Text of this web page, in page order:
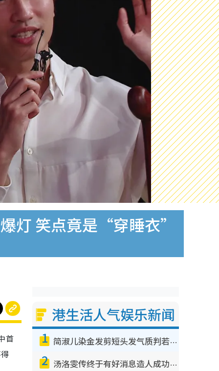
灯 笑点竟是“穿睡衣”
首
港生活人气娱乐新闻
1 简淑儿染金发剪短头发气质判若两人！吓坏老公麦大力都认不出：“你做什么？”
2 汤洛雯传终于有好消息造人成功！两大细节曝孕味极浓引猜测：大肚婆先会咁！